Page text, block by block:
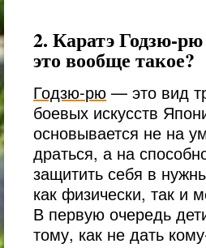
2. Каратэ Годзю-
это вообще такое?
Годзю-рю — это вид
боевых искусств
основывается не на
драться, а на
защитить себя в
как физически, так и
В первую очередь
тому, как не дать